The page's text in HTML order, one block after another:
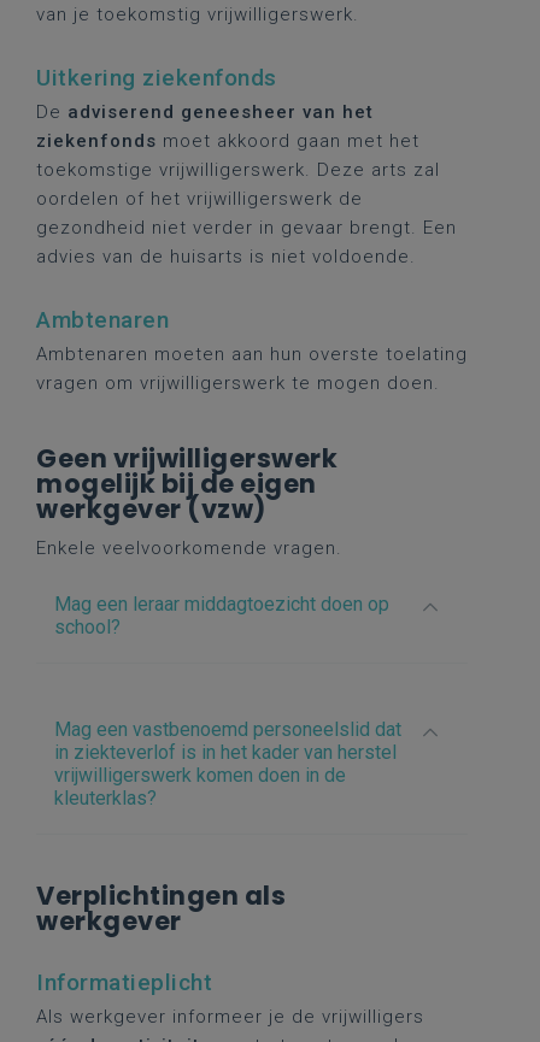
van je toekomstig vrijwilligerswerk.
Uitkering ziekenfonds
De adviserend geneesheer van het
ziekenfonds moet akkoord gaan met het
toekomstige vrijwilligerswerk. Deze arts zal
oordelen of het vrijwilligerswerk de
gezondheid niet verder in gevaar brengt. Een
advies van de huisarts is niet voldoende.
Ambtenaren
Ambtenaren moeten aan hun overste toelating
vragen om vrijwilligerswerk te mogen doen.
Geen vrijwilligerswerk
mogelijk bij de eigen
werkgever (vzw)
Enkele veelvoorkomende vragen.
Mag een leraar middagtoezicht doen op
school?
Mag een vastbenoemd personeelslid dat
in ziekteverlof is in het kader van herstel
vrijwilligerswerk komen doen in de
kleuterklas?
Verplichtingen als
werkgever
Informatieplicht
Als werkgever informeer je de vrijwilligers